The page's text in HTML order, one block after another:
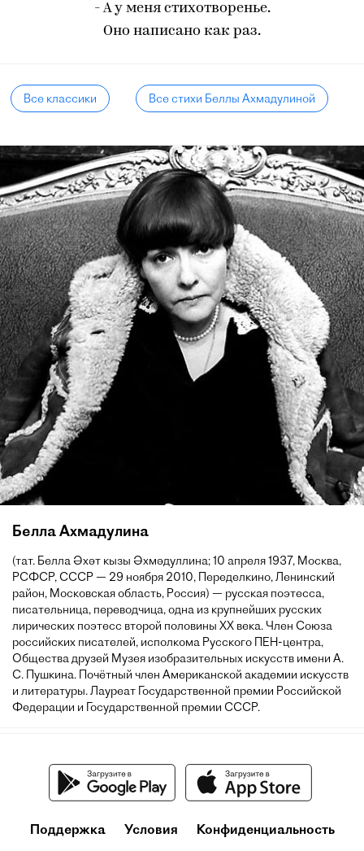
- А у меня стихотворенье.
Оно написано как раз.
Все классики Все стихи Беллы Ахмадулиной
Белла Ахмадулина
(тат. Белла Әхәт кызы Әхмәдуллина; 10 апреля 1937, Москва,
РСФСР, СССР — 29 ноября 2010, Переделкино, Ленинский
район, Московская область, Россия) — русская поэтесса,
писательница, переводчица, одна из крупнейших русских
лирических поэтесс второй половины XX века. Член Союза
российских писателей, исполкома Русского ПЕН-центра,
Общества друзей Музея изобразительных искусств имени А.
С. Пушкина. Почётный член Американской академии искусств
и литературы. Лауреат Государственной премии Российской
Федерации и Государственной премии СССР.
Поддержка Условия Конфиденциальность